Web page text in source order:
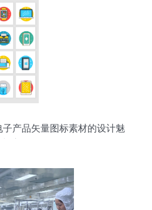
产品矢量图标素材的设计魅